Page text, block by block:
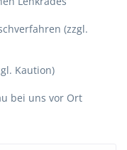
(zzgl.
Kaution)
bei uns vor Ort